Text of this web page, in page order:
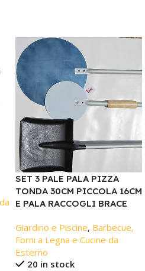
SET 3 PALE PALA PIZZA
TONDA 30CM PICCOLA 16CM
E PALA RACCOGLI BRACE
Giardino e Piscine, Barbecue,
Forni a Legna e Cucine da
Esterno
20 in stock